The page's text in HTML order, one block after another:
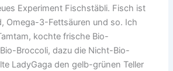
Experiment Fischstäbli. Fisch ist
Omega-3-Fettsäuren und so. Ich
kochte frische Bio-
Broccoli, dazu die Nicht-Bio-
LadyGaga den gelb-grünen Teller